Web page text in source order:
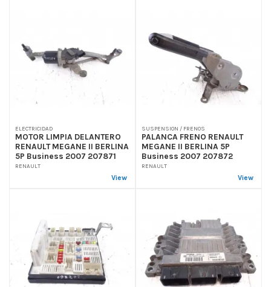
ELECTRICIDAD
MOTOR LIMPIA DELANTERO
RENAULT MEGANE II BERLINA
5P Business 2007 207871
RENAULT
View
SUSPENSION / FRENOS
PALANCA FRENO RENAULT
MEGANE II BERLINA 5P
Business 2007 207872
RENAULT
View